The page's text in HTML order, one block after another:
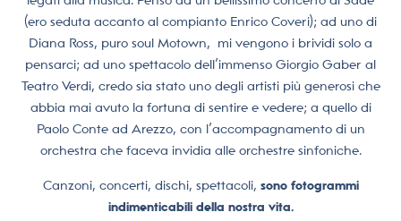
(ero seduta accanto al compianto Enrico Coveri); ad uno di
Diana Ross, puro soul Motown, mi vengono i brividi solo a
pensarci; ad uno spettacolo dell’immenso Giorgio Gaber al
Teatro Verdi, credo sia stato uno degli artisti più generosi che
abbia mai avuto la fortuna di sentire e vedere; a quello di
Paolo Conte ad Arezzo, con l’accompagnamento di un
orchestra che faceva invidia alle orchestre sinfoniche.
Canzoni, concerti, dischi, spettacoli, sono fotogrammi
indimenticabili della nostra vita.